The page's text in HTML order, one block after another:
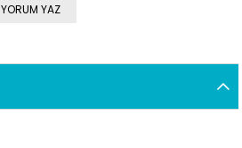
YORUM YAZ